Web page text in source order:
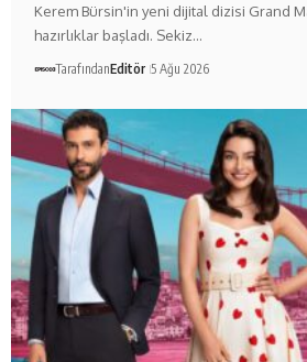
Kerem Bürsin'in yeni dijital dizisi Grand
hazırlıklar başladı. Sekiz…
TarafındanEditör 5 Ağu 2026